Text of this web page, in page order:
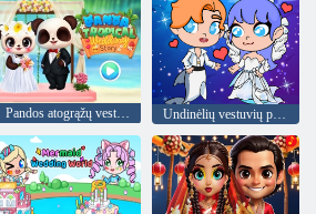
Pandos atogrąžų vestuvių istorija Undinėlių vestuvių pasaulis